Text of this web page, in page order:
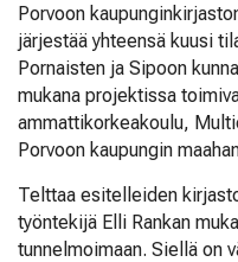
Porvoon
järjestää yhteensä kuusi
Pornaisten ja Sipoon
mukana projektissa
ammattikorkeakoulu,
Porvoon kaupungin
Telttaa esitelleiden
työntekijä Elli Rankan
tunnelmoimaan. Siellä on